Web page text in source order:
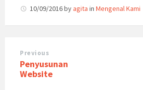
10/09/2016byagita in Mengenal Kami
Previous
Penyusunan
Website